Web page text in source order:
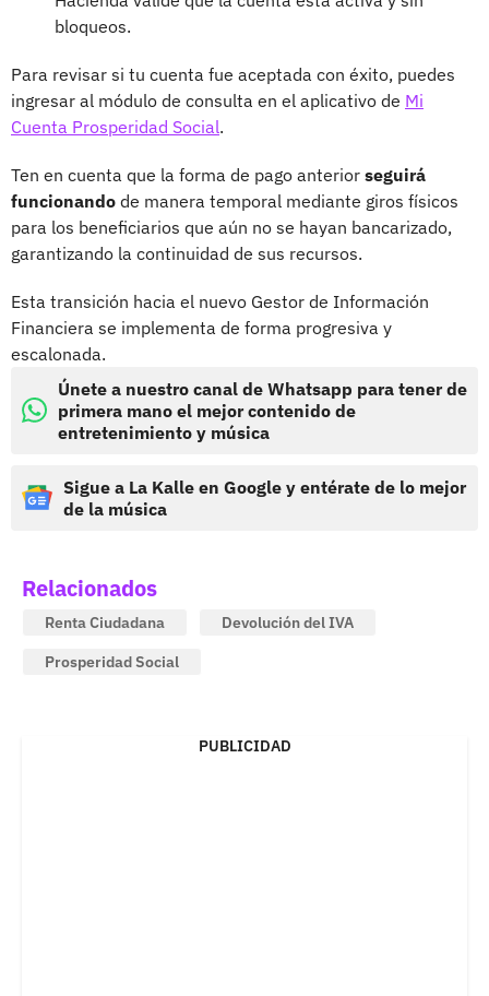
bloqueos.
Para revisar si tu cuenta fue aceptada con éxito, puedes
ingresar al módulo de consulta en el aplicativo de Mi
Cuenta Prosperidad Social.
Ten en cuenta que la forma de pago anterior seguirá
funcionando de manera temporal mediante giros físicos
para los beneficiarios que aún no se hayan bancarizado,
garantizando la continuidad de sus recursos.
Esta transición hacia el nuevo Gestor de Información
Financiera se implementa de forma progresiva y
escalonada.
Únete a nuestro canal de Whatsapp para tener de
primera mano el mejor contenido de
entretenimiento y música
Sigue a La Kalle en Google y entérate de lo mejor
de la música
Relacionados
Renta Ciudadana
Devolución del IVA
Prosperidad Social
PUBLICIDAD